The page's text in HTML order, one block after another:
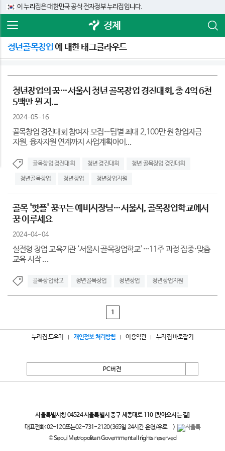
이 누리집은 대한민국 공식 전자정부 누리집입니다.
경제
청년골목창업 에 대한 태그클라우드
청년창업의 꿈…서울시 청년 골목창업 경진대회, 총 4억 6천
5백만 원 지...
2024-05-16
골목창업 경진대회 참여자 모집…팀별 최대 2,100만 원 창업자금
지원, 융자지원 연계까지 사업계획아이...
골목창업 경진대회 청년 경진대회 청년 골목창업 경진대회
청년골목창업 청년창업 청년창업지원
골목 '핫플' 꿈꾸는 예비사장님…서울시, 골목창업학교에서
꿈 이루세요
2024-04-04
실전형 창업 교육기관 ‘서울시 골목창업학교’…11주 과정 집중·맞춤
교육 시작 ...
골목창업학교 청년골목창업 청년창업 청년창업지원
1
누리집 도우미 개인정보 처리방침 이용약관 누리집 바로잡기
PC버전
서울특별시청 04524 서울특별시 중구 세종대로 110 [찾아오시는 길]
대표전화:02-120또는02-731-2120(365일 24시간 운영/유료
)
© Seoul Metropolitan Government all rights reserved